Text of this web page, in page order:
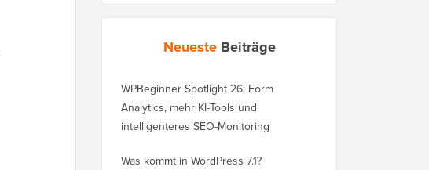
Neueste Beiträge
WPBeginner Spotlight 26: Form
Analytics, mehr KI-Tools und
intelligenteres SEO-Monitoring
Was kommt in WordPress 7.1?